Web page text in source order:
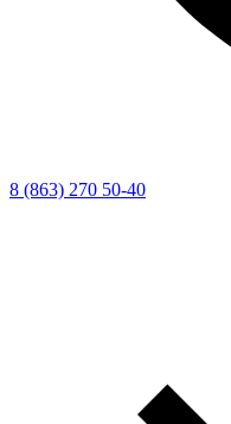
8 (863) 270 50-40